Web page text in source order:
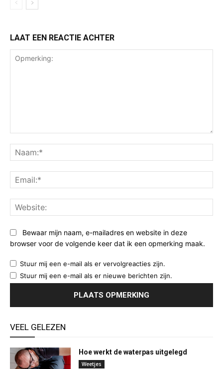
LAAT EEN REACTIE ACHTER
Bewaar mijn naam, e-mailadres en website in deze
browser voor de volgende keer dat ik een opmerking maak.
Stuur mij een e-mail als er vervolgreacties zijn.
Stuur mij een e-mail als er nieuwe berichten zijn.
VEEL GELEZEN
Hoe werkt de waterpas uitgelegd
Weetjes